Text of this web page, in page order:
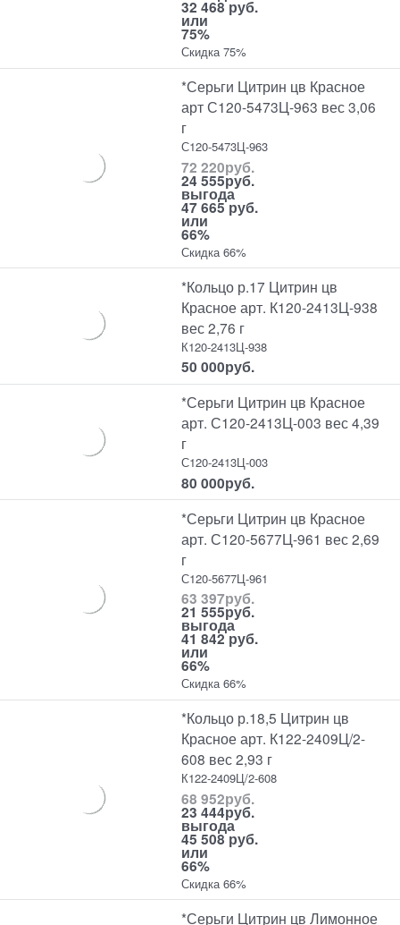
32 468 руб.
или
75%
Скидка 75%
*Серьги Цитрин цв Красное
арт С120-5473Ц-963 вес 3,06
г
С120-5473Ц-963
72 220руб.
24 555руб.
выгода
47 665 руб.
или
66%
Скидка 66%
*Кольцо р.17 Цитрин цв
Красное арт. К120-2413Ц-938
вес 2,76 г
К120-2413Ц-938
50 000руб.
*Серьги Цитрин цв Красное
арт. С120-2413Ц-003 вес 4,39
г
С120-2413Ц-003
80 000руб.
*Серьги Цитрин цв Красное
арт. С120-5677Ц-961 вес 2,69
г
С120-5677Ц-961
63 397руб.
21 555руб.
выгода
41 842 руб.
или
66%
Скидка 66%
*Кольцо р.18,5 Цитрин цв
Красное арт. К122-2409Ц/2-
608 вес 2,93 г
К122-2409Ц/2-608
68 952руб.
23 444руб.
выгода
45 508 руб.
или
66%
Скидка 66%
*Серьги Цитрин цв Лимонное